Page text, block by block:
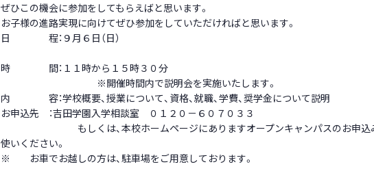
ぜひこの機会に参加をしてもらえばと思います。
お子様の進路実現に向けてぜひ参加をしていただければと思います。
日 程：９月６日（日）
時 間：１１時から１５時３０分
※開催時間内で説明会を実施いたします。
内 容：学校概要、授業について、資格、就職、学費、奨学金について説明
お申込先 ：吉田学園入学相談室 ０１２０－６０７０３３
もしくは、本校ホームページにありますオープンキャンパスのお申込み
使いください。
※ お車でお越しの方は、駐車場をご用意しております。